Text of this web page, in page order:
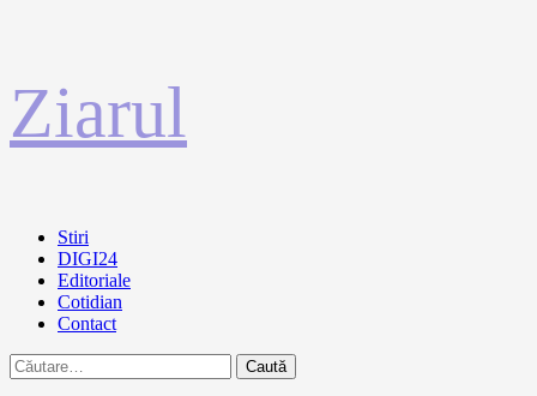
la
conținut
Ziarul
Primary
Menu
Stiri
DIGI24
Editoriale
Cotidian
Contact
Caută
după: